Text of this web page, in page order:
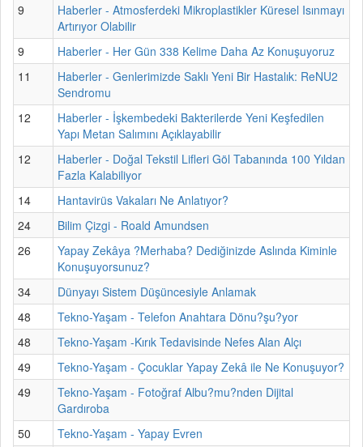
9
Haberler - Atmosferdeki Mikroplastikler Küresel Isınmayı
Artırıyor Olabilir
9
Haberler - Her Gün 338 Kelime Daha Az Konuşuyoruz
11
Haberler - Genlerimizde Saklı Yeni Bir Hastalık: ReNU2
Sendromu
12
Haberler - İşkembedeki Bakterilerde Yeni Keşfedilen
Yapı Metan Salımını Açıklayabilir
12
Haberler - Doğal Tekstil Lifleri Göl Tabanında 100 Yıldan
Fazla Kalabiliyor
14
Hantavirüs Vakaları Ne Anlatıyor?
24
Bilim Çizgi - Roald Amundsen
26
Yapay Zekâya ?Merhaba? Dediğinizde Aslında Kiminle
Konuşuyorsunuz?
34
Dünyayı Sistem Düşüncesiyle Anlamak
48
Tekno-Yaşam - Telefon Anahtara Dönu?şu?yor
48
Tekno-Yaşam -Kırık Tedavisinde Nefes Alan Alçı
49
Tekno-Yaşam - Çocuklar Yapay Zekâ ile Ne Konuşuyor?
49
Tekno-Yaşam - Fotoğraf Albu?mu?nden Dijital
Gardıroba
50
Tekno-Yaşam - Yapay Evren